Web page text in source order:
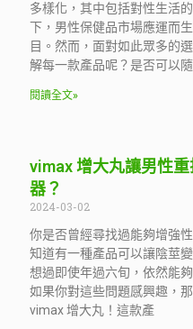
多樣化，其中包括對性生活
下，男性保健品市場應運而
目。然而，面對如此眾多的
解每一款產品呢？是否可以隨
閱讀全文»
vimax 增大丸讓男性
器？
2024-03-02
你是否曾經尋找過能夠增強
知道有一種產品可以讓陰莖
想過即使年過六旬，依然能
如果你對這些問題感興趣，
vimax 增大丸！這款產